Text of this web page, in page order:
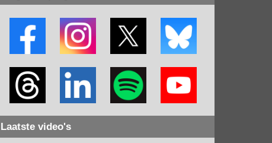
Laatste video's